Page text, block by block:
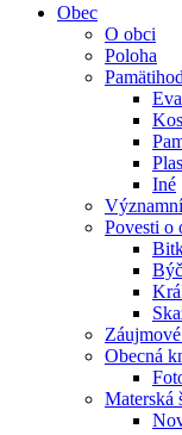
Obec
O obci
Poloha
Iné
Povesti o
Obecná
Materská